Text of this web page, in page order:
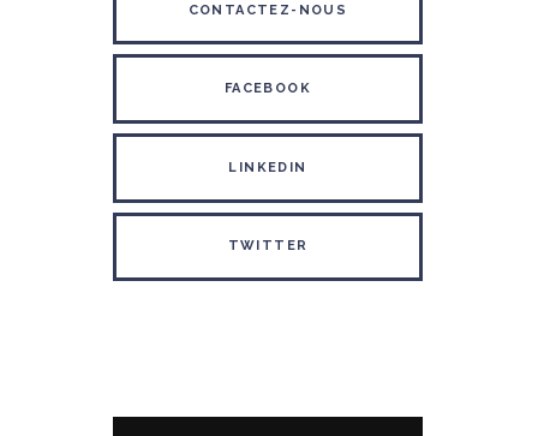
CONTACTEZ-NOUS
FACEBOOK
LINKEDIN
TWITTER